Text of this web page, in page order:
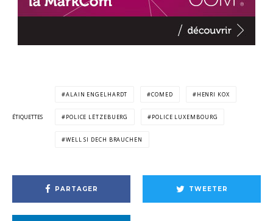
ÉTIQUETTES
ALAIN ENGELHARDT COMED HENRI KOX
POLICE LËTZEBUERG POLICE LUXEMBOURG
WELL SI DECH BRAUCHEN
PARTAGER TWEETER